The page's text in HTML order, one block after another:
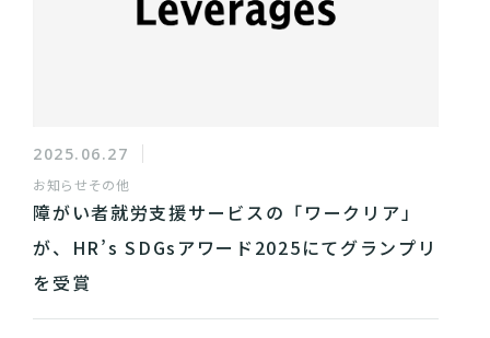
2025.06.27
お知らせその他
障がい者就労支援サービスの「ワークリア」
が、HR’s SDGsアワード2025にてグランプリ
を受賞